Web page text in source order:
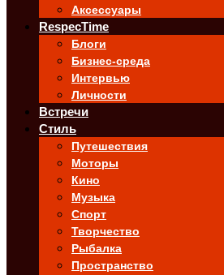
Аксессуары
RespecTime
Блоги
Бизнес-среда
Интервью
Личности
Встречи
Стиль
Путешествия
Моторы
Кино
Музыка
Спорт
Творчество
Рыбалка
Пространство